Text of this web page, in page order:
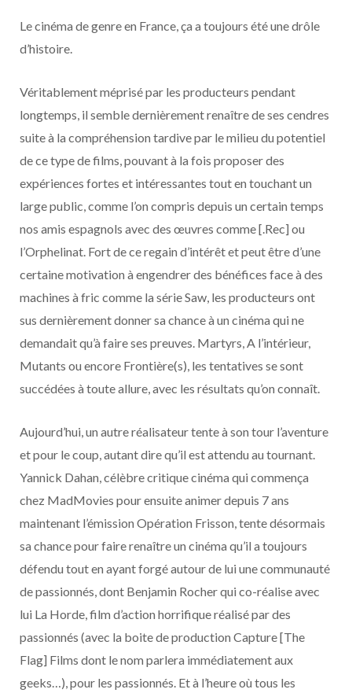
Le cinéma de genre en France, ça a toujours été une drôle
d’histoire.
Véritablement méprisé par les producteurs pendant
longtemps, il semble dernièrement renaître de ses cendres
suite à la compréhension tardive par le milieu du potentiel
de ce type de films, pouvant à la fois proposer des
expériences fortes et intéressantes tout en touchant un
large public, comme l’on compris depuis un certain temps
nos amis espagnols avec des œuvres comme [.Rec] ou
l’Orphelinat. Fort de ce regain d’intérêt et peut être d’une
certaine motivation à engendrer des bénéfices face à des
machines à fric comme la série Saw, les producteurs ont
sus dernièrement donner sa chance à un cinéma qui ne
demandait qu’à faire ses preuves. Martyrs, A l’intérieur,
Mutants ou encore Frontière(s), les tentatives se sont
succédées à toute allure, avec les résultats qu’on connaît.
Aujourd’hui, un autre réalisateur tente à son tour l’aventure
et pour le coup, autant dire qu’il est attendu au tournant.
Yannick Dahan, célèbre critique cinéma qui commença
chez MadMovies pour ensuite animer depuis 7 ans
maintenant l’émission Opération Frisson, tente désormais
sa chance pour faire renaître un cinéma qu’il a toujours
défendu tout en ayant forgé autour de lui une communauté
de passionnés, dont Benjamin Rocher qui co-réalise avec
lui La Horde, film d’action horrifique réalisé par des
passionnés (avec la boite de production Capture [The
Flag] Films dont le nom parlera immédiatement aux
geeks…), pour les passionnés. Et à l’heure où tous les